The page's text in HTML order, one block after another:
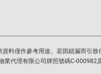
資料僅作參考用途。若因錯漏而引致
業代理有限公司牌照號碼C-000982